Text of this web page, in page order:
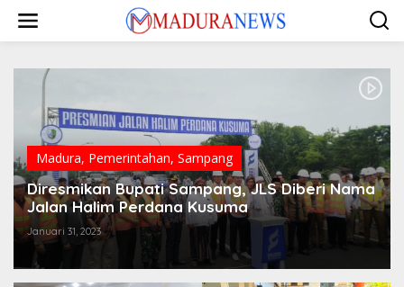
konten
Madura, Pemerintahan, Sampang
Diresmikan Bupati Sampang, JLS Diberi Nama
Jalan Halim Perdana Kusuma
Januari 31, 2023